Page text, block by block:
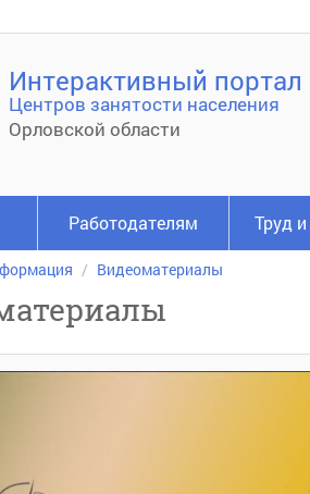
Интерактивный портал
Центров занятости населения
Орловской области
Работодателям Труд
Видеоматериалы